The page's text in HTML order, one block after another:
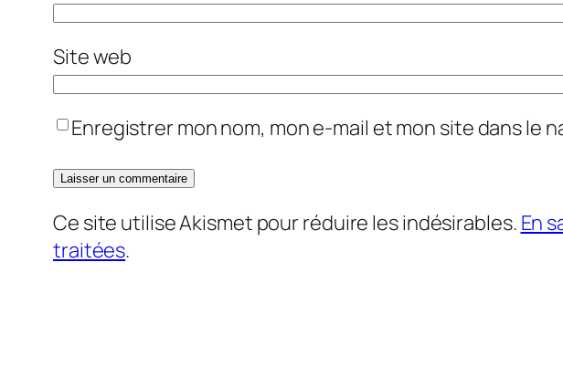
Site web
Enregistrer mon nom, mon e-mail et mon site dans le
Ce site utilise Akismet pour réduire les indésirables. En
traitées.